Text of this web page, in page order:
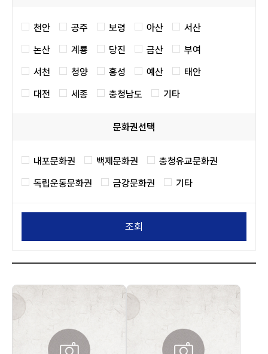
천안 공주 보령 아산
서산
논산
계룡 당진 금산
부여
서천
청양 홍성 예산
태안
대전
세종 충청남도 기타
문화권선택
내포문화권 백제문화권
충청유교문화권
독립운동문화권
금강문화권 기타
조회